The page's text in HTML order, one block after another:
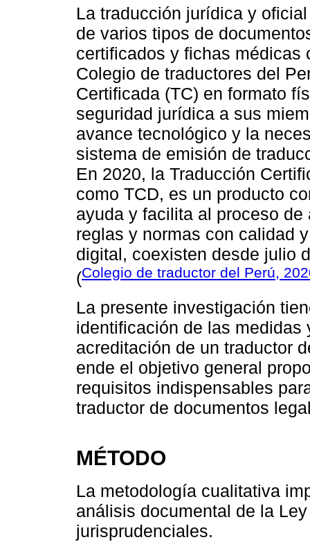
La traducción jurídica y
de varios tipos de
certificados y fichas médicas
Colegio de traductores del
Certificada (TC) en formato
seguridad jurídica a sus
avance tecnológico y la
sistema de emisión de
En 2020, la Traducción
como TCD, es un producto
ayuda y facilita al proceso
reglas y normas con calidad
digital, coexisten desde julio
(Colegio de traductor del Perú,
La presente investigación
identificación de las medidas
acreditación de un traductor
ende el objetivo general
requisitos indispensables
traductor de documentos
MÉTODO
La metodología cualitativa
análisis documental de la
jurisprudenciales.